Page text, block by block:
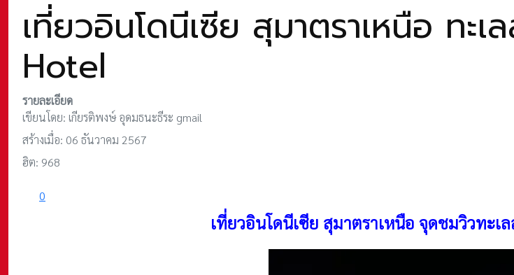
เที่ยวอินโดนีเซีย สุมาตราเหนือ ทะ
Hotel
รายละเอียด
เขียนโดย: เกียรติพงษ์ อุดมธนะธีระ gmail
สร้างเมื่อ: 06 ธันวาคม 2567
ฮิต: 968
0
เที่ยวอินโดนีเซีย สุมาตราเหนือ จุดชมวิวทะเ